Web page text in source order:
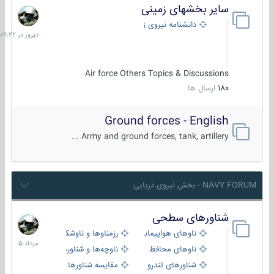
سایر بخشهای زمینی
دانشنامه نیروی زمینی
Air force Others Topics & Discussions
180 ارسال ها
دیروز
در
09:22
Ground forces - English
Army and ground forces, tank, artillery ...
NAVY FORUM - بخش نیروی دریایی
شناورهای سطحی
ناوهای هواپیمابر و بالگرد بررزمناوها و ناوشکن‌ها
ناوهای محافظ
ناوچه‌ها و شناورهای گشتی
شناورهای تندرو
مقایسه شناورها
2
مرداد
1405